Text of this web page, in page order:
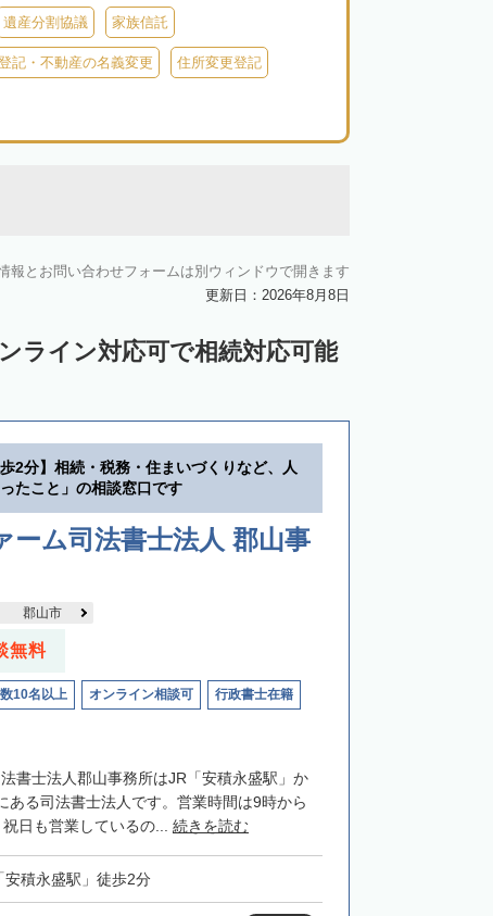
遺産分割協議 家族信託
記・不動産の名義変更 住所変更登記
報とお問い合わせフォームは別ウィンドウで開きます
更新日：2026年8月8日
ライン対応可で相続対応可能
歩2分】相続・税務・住まいづくりなど、人
たこと」の相談窓口です
ーム司法書士法人 郡山事
郡山市
無料
10名以上 オンライン相談可 行政書士在籍
書士法人郡山事務所はJR「安積永盛駅」か
ある司法書士法人です。営業時間は9時から
日も営業しているの... 続きを読む
安積永盛駅」徒歩2分